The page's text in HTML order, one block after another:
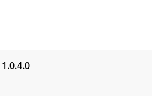
1.0.4.0